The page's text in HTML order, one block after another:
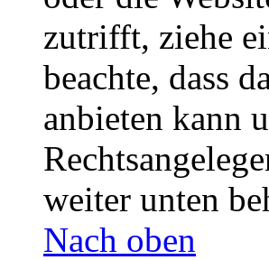
zutrifft, ziehe
beachte, dass
anbieten kann
weiter unten
Nach oben